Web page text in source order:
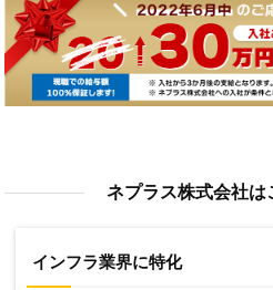
ネプラス株式会社は
インフラ業界に特化